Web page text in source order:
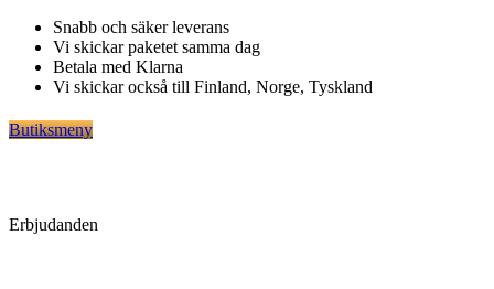
Hoppa
innehåll
Snabb och säker leverans
Vi skickar paketet samma dag
Betala med Klarna
Vi skickar också till Finland, Norge, Tyskland
Butiksmeny
Erbjudanden